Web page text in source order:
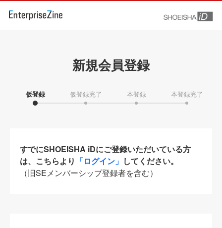
新規会員登録
仮登録 仮登録完了 本登録 本登録完了
すでにSHOEISHA iDにご登録いただいている方
は、こちらより 「ログイン」 してください。
（旧SEメンバーシップ登録者を含む）